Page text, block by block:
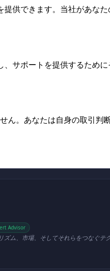
供できます。当社があな
サポートを提供するため
。あなたは自身の取引判
Advisor
ム、市場、そしてそれらをつなぐ